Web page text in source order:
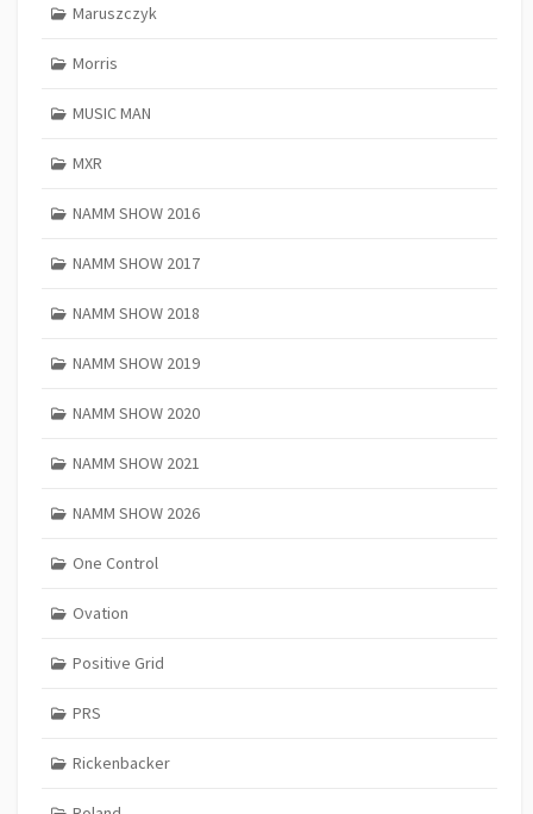
Maruszczyk
Morris
MUSIC MAN
MXR
NAMM SHOW 2016
NAMM SHOW 2017
NAMM SHOW 2018
NAMM SHOW 2019
NAMM SHOW 2020
NAMM SHOW 2021
NAMM SHOW 2026
One Control
Ovation
Positive Grid
PRS
Rickenbacker